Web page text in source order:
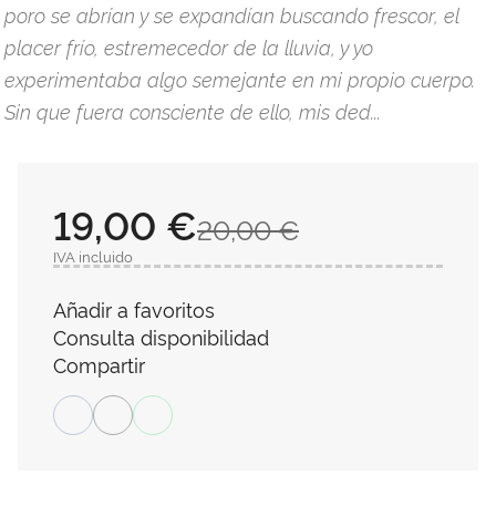
poro se abrían y se expandían buscando frescor, el
placer frío, estremecedor de la lluvia, y yo
experimentaba algo semejante en mi propio cuerpo.
Sin que fuera consciente de ello, mis ded...
20,00 €
19,00 €
IVA incluido
Añadir a favoritos
Consulta disponibilidad
Compartir